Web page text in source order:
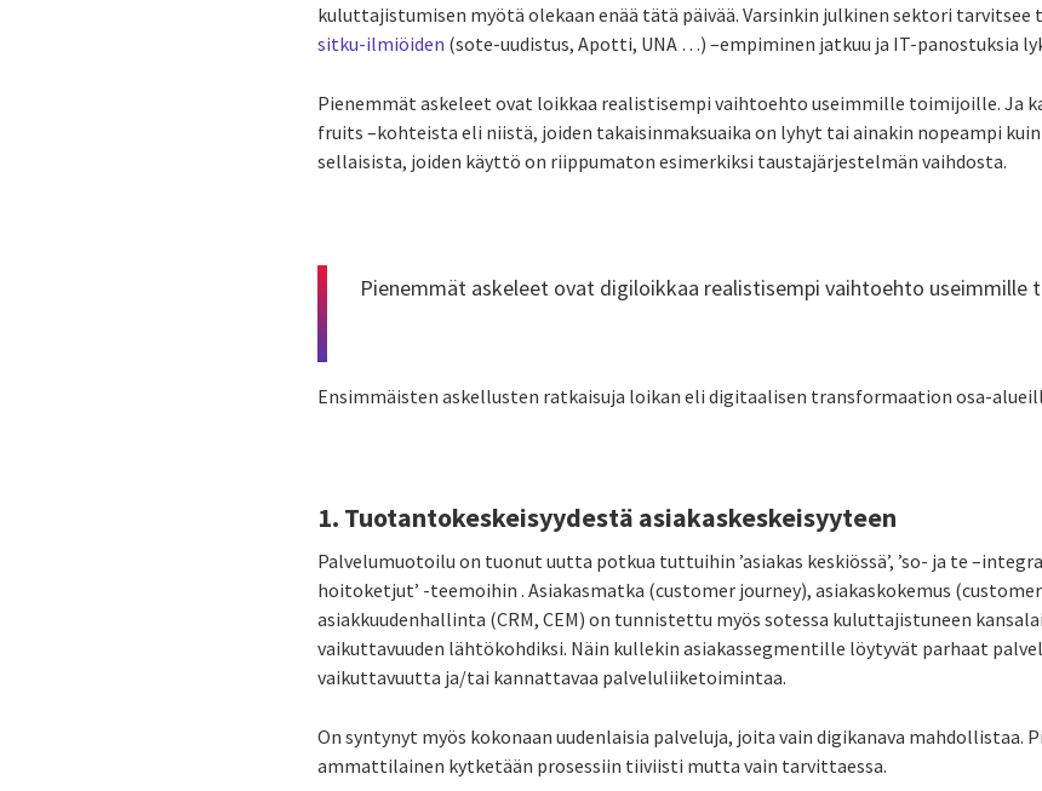
kuluttajistumisen myötä olekaan enää tätä päivää. Varsinkin julkinen sektori
sitku-ilmiöiden (sote-uudistus, Apotti, UNA …) –empiminen jatkuu ja IT-panostuksia
Pienemmät askeleet ovat loikkaa realistisempi vaihtoehto useimmille toimijoille. Ja
fruits –kohteista eli niistä, joiden takaisinmaksuaika on lyhyt tai ainakin nopeampi kuin
sellaisista, joiden käyttö on riippumaton esimerkiksi taustajärjestelmän vaihdosta.
Pienemmät askeleet ovat digiloikkaa realistisempi vaihtoehto useimmille
Ensimmäisten askellusten ratkaisuja loikan eli digitaalisen transformaation osa-
1. Tuotantokeskeisyydestä asiakaskeskeisyyteen
Palvelumuotoilu on tuonut uutta potkua tuttuihin ’asiakas keskiössä’, ’so- ja te
hoitoketjut’ -teemoihin . Asiakasmatka (customer journey), asiakaskokemus (customer
asiakkuudenhallinta (CRM, CEM) on tunnistettu myös sotessa kuluttajistuneen
vaikuttavuuden lähtökohdiksi. Näin kullekin asiakassegmentille löytyvät parhaat
vaikuttavuutta ja/tai kannattavaa palveluliiketoimintaa.
On syntynyt myös kokonaan uudenlaisia palveluja, joita vain digikanava mahdollistaa.
ammattilainen kytketään prosessiin tiiviisti mutta vain tarvittaessa.